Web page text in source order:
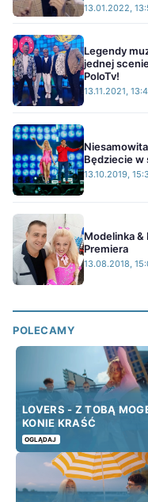
13.01.2022,
Legendy
jednej
PoloTv!
13.11.2021,
Będziecie w
13.10.2019,
Modelinka &
Premiera
13.08.2018,
POLECAMY
LOVERS - Z TOBĄ
KONIE KRAŚĆ
OGLĄDAJ